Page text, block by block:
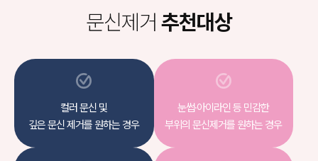
문신제거 추천대상
컬러 문신 및
깊은 문신 제거를 원하는 경우
눈썹·아이라인 등 민감한
부위의문신제거를 원하는 경우